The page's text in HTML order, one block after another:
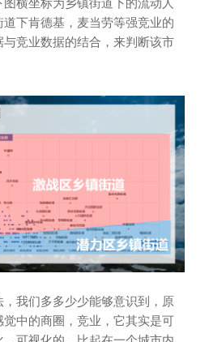
下肯德基，麦当劳等强竞业的
竞业数据的结合，来判断该市
我们多多少少能够意识到，原
中的商圈，竞业，它其实是可